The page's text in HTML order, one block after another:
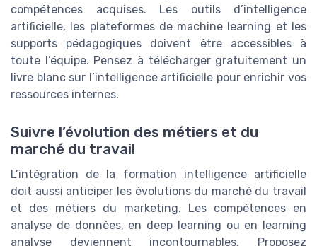
compétences acquises. Les outils d’intelligence
artificielle, les plateformes de machine learning et les
supports pédagogiques doivent être accessibles à
toute l’équipe. Pensez à télécharger gratuitement un
livre blanc sur l’intelligence artificielle pour enrichir vos
ressources internes.
Suivre l’évolution des métiers et du
marché du travail
L’intégration de la formation intelligence artificielle
doit aussi anticiper les évolutions du marché du travail
et des métiers du marketing. Les compétences en
analyse de données, en deep learning ou en learning
analyse deviennent incontournables. Proposez